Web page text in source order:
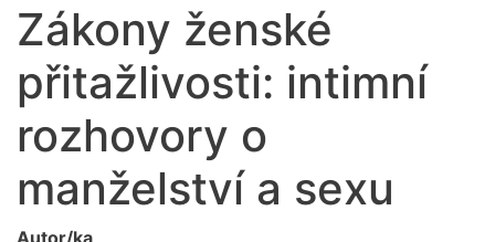
Zákony ženské
přitažlivosti: intimní
rozhovory o
manželství a sexu
Autor/ka